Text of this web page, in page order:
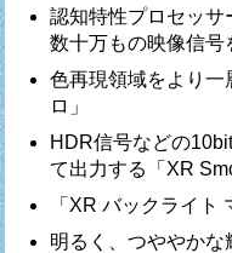
認知特性プロセッサ
数十万もの映像信
色再現領域をより
ロ」
HDR信号などの
て出力する「XR
「XR バックライト
明るく、つややか